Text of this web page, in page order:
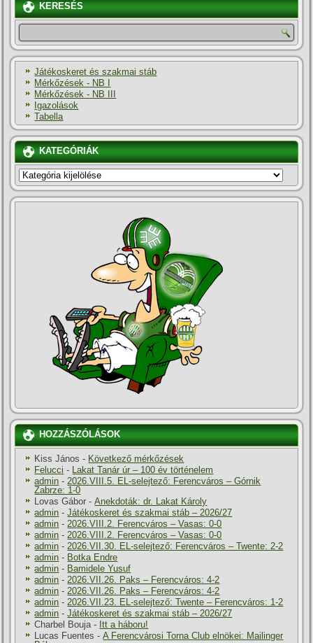
KERESÉS
Játékoskeret és szakmai stáb
Mérkőzések - NB I
Mérkőzések - NB III
Igazolások
Tabella
KATEGÓRIÁK
KATEGÓRIÁK
HOZZÁSZÓLÁSOK
Kiss János - Következő mérkőzések
Felucci - Lakat Tanár úr – 100 év történelem
admin -2026.VIII.5. EL-selejtező: Ferencváros – Górnik
Zabrze: 1-0
Lovas Gábor -Anekdoták: dr. Lakat Károly
admin -Játékoskeret és szakmai stáb – 2026/27
admin -2026.VIII.2. Ferencváros – Vasas: 0-0
admin -2026.VIII.2. Ferencváros – Vasas: 0-0
admin -2026.VII.30. EL-selejtező: Ferencváros – Twente: 2-2
admin - Botka Endre
admin - Bamidele Yusuf
admin -2026.VII.26. Paks – Ferencváros: 4-2
admin -2026.VII.26. Paks – Ferencváros: 4-2
admin -2026.VII.23. EL-selejtező: Twente – Ferencváros: 1-2
admin -Játékoskeret és szakmai stáb – 2026/27
Charbel Bouja- Itt a háboru!
Lucas Fuentes -A Ferencvárosi Torna Club elnökei: Mailinger